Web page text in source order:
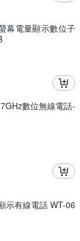
幕電量顯示數位子
數位無線電話-
示有線電話 WT-06